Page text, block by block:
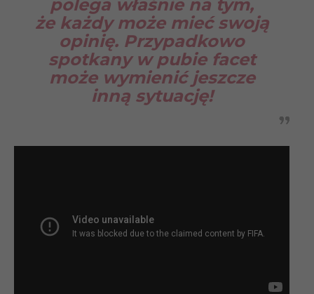
polega właśnie na tym,
że każdy może mieć swoją
opinię. Przypadkowo
spotkany w pubie facet
może wymienić jeszcze
inną sytuację!